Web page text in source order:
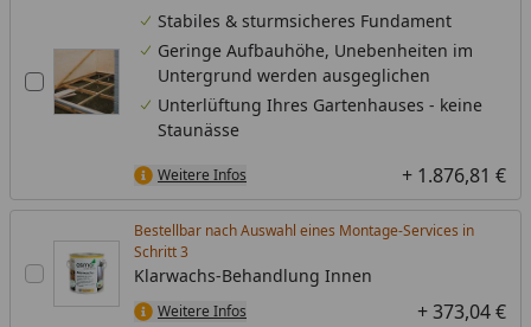
Stabiles & sturmsicheres Fundament
Geringe Aufbauhöhe, Unebenheiten im
Untergrund werden ausgeglichen
Unterlüftung Ihres Gartenhauses - keine
Staunässe
Weitere Infos + 1.876,81 €
Bestellbar nach Auswahl eines Montage-Services in
Schritt
Klarwachs-Behandlung Innen
Weitere Infos + 373,04 €